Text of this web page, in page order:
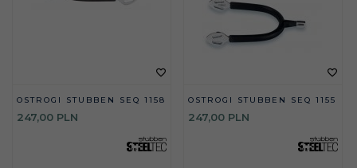
OSTROGI STUBBEN SEQ 1158
247,00 PLN
OSTROGI STUBBEN SEQ 1155
247,00 PLN